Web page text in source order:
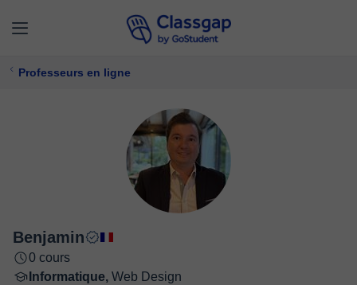
Professeurs en ligne
Benjamin
0 cours
Informatique, Web Design